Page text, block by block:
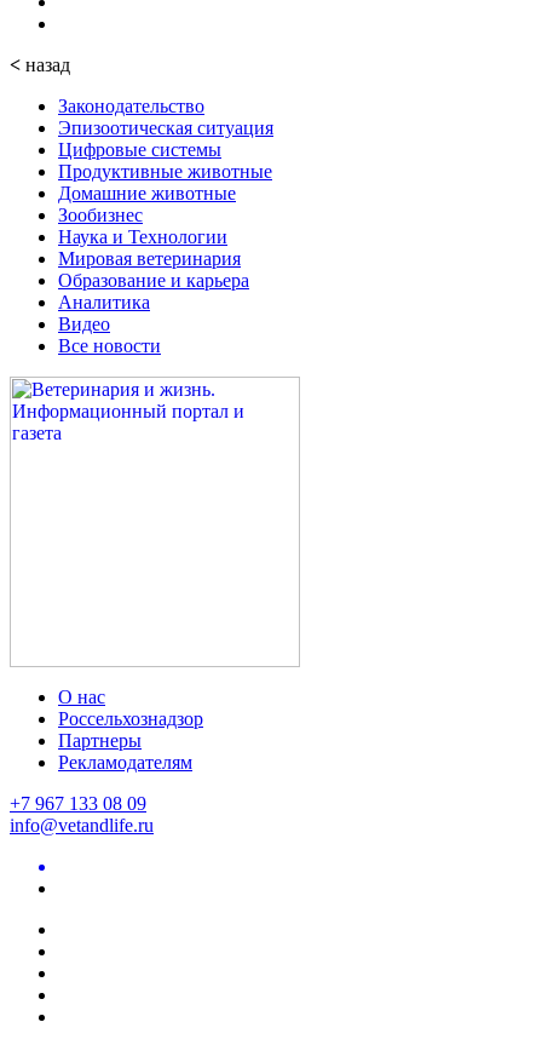
< назад
Законодательство
Эпизоотическая ситуация
Цифровые системы
Продуктивные животные
Домашние животные
Зообизнес
Наука и Технологии
Мировая ветеринария
Образование и карьера
Аналитика
Видео
Все новости
О нас
Россельхознадзор
Партнеры
Рекламодателям
+7 967 133 08 09
info@vetandlife.ru